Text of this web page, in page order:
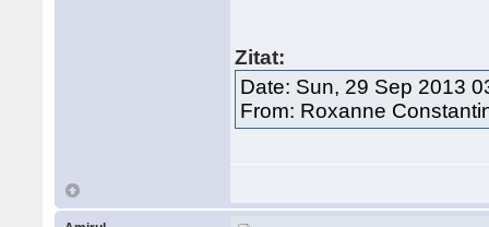
Zitat:
Date: Sun, 29 Sep 2013
From: Roxanne